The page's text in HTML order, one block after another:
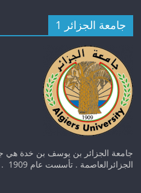
جامعة الجزائر 1
جامعة الجزائر بن يوسف بن خدة هي
الجزائرالعاصمة . تأسست عام 1909 .